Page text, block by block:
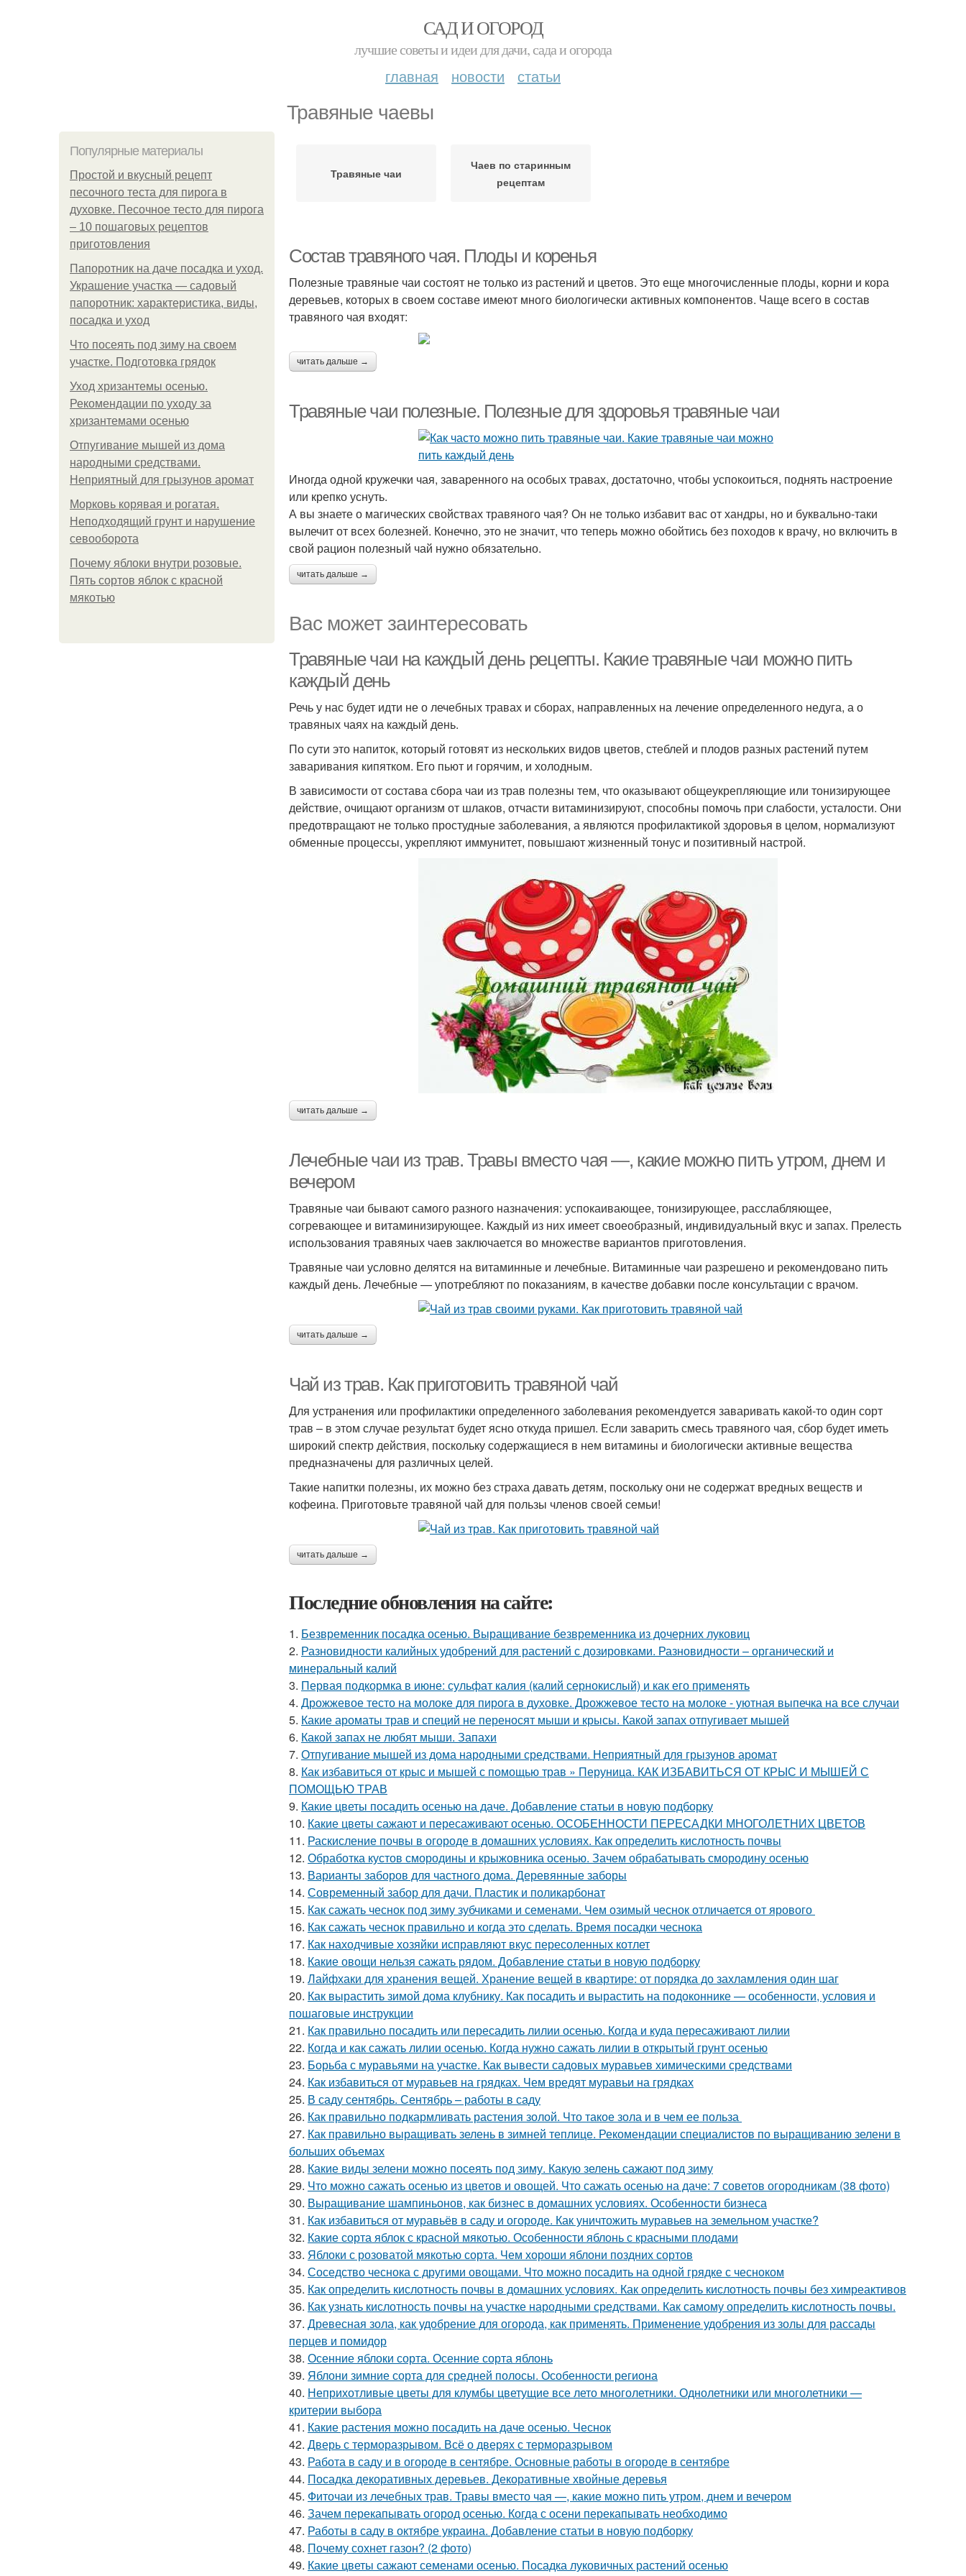
САД И ОГОРОД
лучшие советы и идеи для дачи, сада и огорода
главная новости статьи
Травяные чаевы
Популярные материалы
Простой и вкусный рецепт
песочного теста для пирога в
духовке. Песочное тесто для пирога
– 10 пошаговых рецептов
приготовления
Папоротник на даче посадка и уход.
Украшение участка — садовый
папоротник: характеристика, виды,
посадка и уход
Что посеять под зиму на своем
участке. Подготовка грядок
Уход хризантемы осенью.
Рекомендации по уходу за
хризантемами осенью
Отпугивание мышей из дома
народными средствами.
Неприятный для грызунов аромат
Морковь корявая и рогатая.
Неподходящий грунт и нарушение
севооборота
Почему яблоки внутри розовые.
Пять сортов яблок с красной
мякотью
Травяные чаи
Чаев по старинным
рецептам
Состав травяного чая. Плоды и коренья
Полезные травяные чаи состоят не только из растений и цветов. Это еще многочисленные плоды, корни и кора
деревьев, которых в своем составе имеют много биологически активных компонентов. Чаще всего в состав
травяного чая входят:
читать дальше →
Травяные чаи полезные. Полезные для здоровья травяные чаи
Иногда одной кружечки чая, заваренного на особых травах, достаточно, чтобы успокоиться, поднять настроение
или крепко уснуть.
А вы знаете о магических свойствах травяного чая? Он не только избавит вас от хандры, но и буквально-таки
вылечит от всех болезней. Конечно, это не значит, что теперь можно обойтись без походов к врачу, но включить в
свой рацион полезный чай нужно обязательно.
читать дальше →
Вас может заинтересовать
Травяные чаи на каждый день рецепты. Какие травяные чаи можно пить
каждый день
Речь у нас будет идти не о лечебных травах и сборах, направленных на лечение определенного недуга, а о
травяных чаях на каждый день.
По сути это напиток, который готовят из нескольких видов цветов, стеблей и плодов разных растений путем
заваривания кипятком. Его пьют и горячим, и холодным.
В зависимости от состава сбора чаи из трав полезны тем, что оказывают общеукрепляющие или тонизирующее
действие, очищают организм от шлаков, отчасти витаминизируют, способны помочь при слабости, усталости. Они
предотвращают не только простудные заболевания, а являются профилактикой здоровья в целом, нормализуют
обменные процессы, укрепляют иммунитет, повышают жизненный тонус и позитивный настрой.
читать дальше →
Лечебные чаи из трав. Травы вместо чая —, какие можно пить утром, днем и
вечером
Травяные чаи бывают самого разного назначения: успокаивающее, тонизирующее, расслабляющее,
согревающее и витаминизирующее. Каждый из них имеет своеобразный, индивидуальный вкус и запах. Прелесть
использования травяных чаев заключается во множестве вариантов приготовления.
Травяные чаи условно делятся на витаминные и лечебные. Витаминные чаи разрешено и рекомендовано пить
каждый день. Лечебные — употребляют по показаниям, в качестве добавки после консультации с врачом.
читать дальше →
Чай из трав. Как приготовить травяной чай
Для устранения или профилактики определенного заболевания рекомендуется заваривать какой-то один сорт
трав – в этом случае результат будет ясно откуда пришел. Если заварить смесь травяного чая, сбор будет иметь
широкий спектр действия, поскольку содержащиеся в нем витамины и биологически активные вещества
предназначены для различных целей.
Такие напитки полезны, их можно без страха давать детям, поскольку они не содержат вредных веществ и
кофеина. Приготовьте травяной чай для пользы членов своей семьи!
читать дальше →
Последние обновления на сайте:
1. Безвременник посадка осенью. Выращивание безвременника из дочерних луковиц
2. Разновидности калийных удобрений для растений с дозировками. Разновидности – органический и
минеральный калий
3. Первая подкормка в июне: сульфат калия (калий сернокислый) и как его применять
4. Дрожжевое тесто на молоке для пирога в духовке. Дрожжевое тесто на молоке - уютная выпечка на все случаи
5. Какие ароматы трав и специй не переносят мыши и крысы. Какой запах отпугивает мышей
6. Какой запах не любят мыши. Запахи
7. Отпугивание мышей из дома народными средствами. Неприятный для грызунов аромат
8. Как избавиться от крыс и мышей с помощью трав » Перуница. КАК ИЗБАВИТЬСЯ ОТ КРЫС И МЫШЕЙ С
ПОМОЩЬЮ ТРАВ
9. Какие цветы посадить осенью на даче. Добавление статьи в новую подборку
10. Какие цветы сажают и пересаживают осенью. ОСОБЕННОСТИ ПЕРЕСАДКИ МНОГОЛЕТНИХ ЦВЕТОВ
11. Раскисление почвы в огороде в домашних условиях. Как определить кислотность почвы
12. Обработка кустов смородины и крыжовника осенью. Зачем обрабатывать смородину осенью
13. Варианты заборов для частного дома. Деревянные заборы
14. Современный забор для дачи. Пластик и поликарбонат
15. Как сажать чеснок под зиму зубчиками и семенами. Чем озимый чеснок отличается от ярового
16. Как сажать чеснок правильно и когда это сделать. Время посадки чеснока
17. Как находчивые хозяйки исправляют вкус пересоленных котлет
18. Какие овощи нельзя сажать рядом. Добавление статьи в новую подборку
19. Лайфхаки для хранения вещей. Хранение вещей в квартире: от порядка до захламления один шаг
20. Как вырастить зимой дома клубнику. Как посадить и вырастить на подоконнике — особенности, условия и
пошаговые инструкции
21. Как правильно посадить или пересадить лилии осенью. Когда и куда пересаживают лилии
22. Когда и как сажать лилии осенью. Когда нужно сажать лилии в открытый грунт осенью
23. Борьба с муравьями на участке. Как вывести садовых муравьев химическими средствами
24. Как избавиться от муравьев на грядках. Чем вредят муравьи на грядках
25. В саду сентябрь. Сентябрь – работы в саду
26. Как правильно подкармливать растения золой. Что такое зола и в чем ее польза
27. Как правильно выращивать зелень в зимней теплице. Рекомендации специалистов по выращиванию зелени в
больших объемах
28. Какие виды зелени можно посеять под зиму. Какую зелень сажают под зиму
29. Что можно сажать осенью из цветов и овощей. Что сажать осенью на даче: 7 советов огородникам (38 фото)
30. Выращивание шампиньонов, как бизнес в домашних условиях. Особенности бизнеса
31. Как избавиться от муравьёв в саду и огороде. Как уничтожить муравьев на земельном участке?
32. Какие сорта яблок с красной мякотью. Особенности яблонь с красными плодами
33. Яблоки с розоватой мякотью сорта. Чем хороши яблони поздних сортов
34. Соседство чеснока с другими овощами. Что можно посадить на одной грядке с чесноком
35. Как определить кислотность почвы в домашних условиях. Как определить кислотность почвы без химреактивов
36. Как узнать кислотность почвы на участке народными средствами. Как самому определить кислотность почвы.
37. Древесная зола, как удобрение для огорода, как применять. Применение удобрения из золы для рассады
перцев и помидор
38. Осенние яблоки сорта. Осенние сорта яблонь
39. Яблони зимние сорта для средней полосы. Особенности региона
40. Неприхотливые цветы для клумбы цветущие все лето многолетники. Однолетники или многолетники —
критерии выбора
41. Какие растения можно посадить на даче осенью. Чеснок
42. Дверь с терморазрывом. Всё о дверях с терморазрывом
43. Работа в саду и в огороде в сентябре. Основные работы в огороде в сентябре
44. Посадка декоративных деревьев. Декоративные хвойные деревья
45. Фиточаи из лечебных трав. Травы вместо чая —, какие можно пить утром, днем и вечером
46. Зачем перекапывать огород осенью. Когда с осени перекапывать необходимо
47. Работы в саду в октябре украина. Добавление статьи в новую подборку
48. Почему сохнет газон? (2 фото)
49. Какие цветы сажают семенами осенью. Посадка луковичных растений осенью